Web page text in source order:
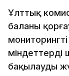
Ұлттық
баланы
бақылауды